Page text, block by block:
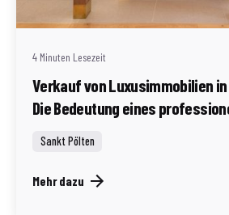
(AT)
4 Minuten Lesezeit
Verkauf von Luxusimmobilien
Die Bedeutung eines
Sankt Pölten
Mehr dazu